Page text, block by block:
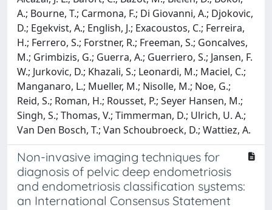
A.; Bourne, T.; Carmona, F.; Di Giovanni, A.; Djokovic,
D.; Egekvist, A.; English, J.; Exacoustos, C.; Ferreira,
H.; Ferrero, S.; Forstner, R.; Freeman, S.; Goncalves,
M.; Grimbizis, G.; Guerra, A.; Guerriero, S.; Jansen, F.
W.; Jurkovic, D.; Khazali, S.; Leonardi, M.; Maciel, C.;
Manganaro, L.; Mueller, M.; Nisolle, M.; Noe, G.;
Reid, S.; Roman, H.; Rousset, P.; Seyer Hansen, M.;
Singh, S.; Thomas, V.; Timmerman, D.; Ulrich, U. A.;
Van Den Bosch, T.; Van Schoubroeck, D.; Wattiez, A.
Non-invasive imaging techniques for
diagnosis of pelvic deep endometriosis
and endometriosis classification systems:
an International Consensus Statement